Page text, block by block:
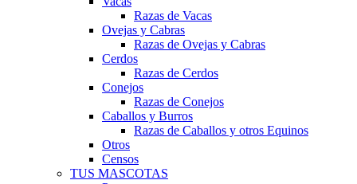
Razas de Vacas
Ovejas y Cabras
Razas de Ovejas y Cabras
Cerdos
Razas de Cerdos
Conejos
Razas de Conejos
Caballos y Burros
Razas de Caballos y otros Equinos
Otros
Censos
TUS MASCOTAS